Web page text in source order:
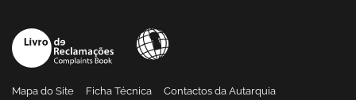
Mapa do Site Ficha Técnica
Contactos da Autarquia